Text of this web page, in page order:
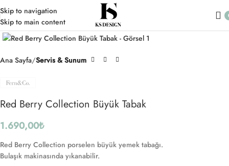
Skip to navigation
Skip to main content
Click to enlarge
Ana Sayfa Servis & Sunum
Red Berry Collection Büyük Tabak
1.690,00₺
Red Berry Collection porselen büyük yemek tabağı.
Bulaşık makinasında yıkanabilir.